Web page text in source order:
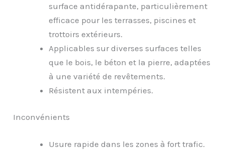
surface antidérapante, particulièrement
efficace pour les terrasses, piscines et
trottoirs extérieurs.
Applicables sur diverses surfaces telles
que le bois, le béton et la pierre, adaptées
à une variété de revêtements.
Résistent aux intempéries.
Inconvénients
Usure rapide dans les zones à fort trafic.